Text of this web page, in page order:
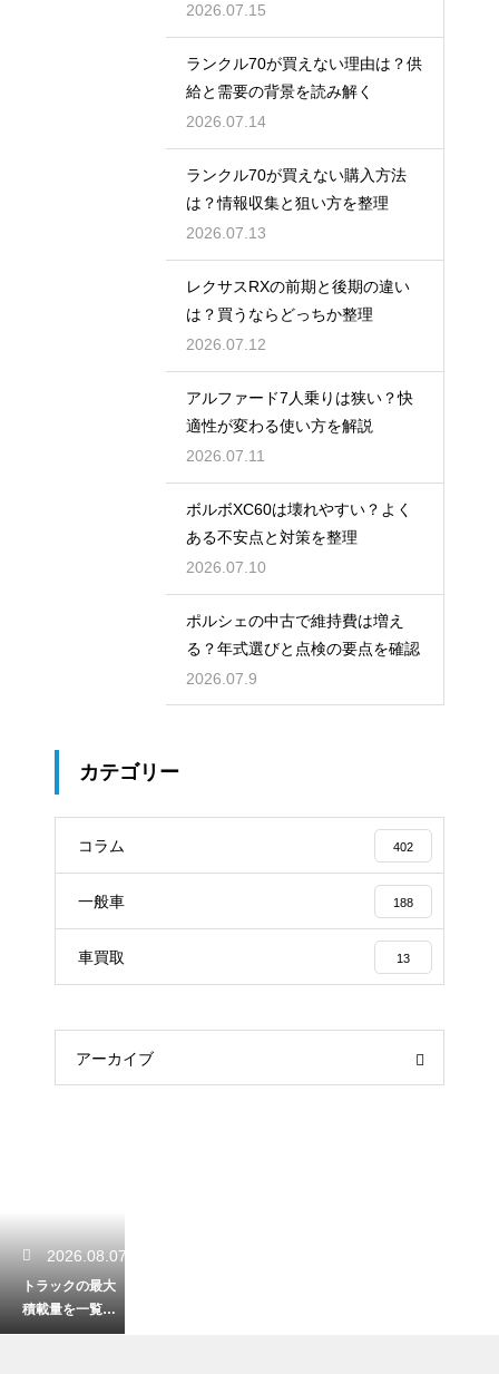
2026.07.15
ランクル70が買えない理由は？供
給と需要の背景を読み解く
2026.07.14
ランクル70が買えない購入方法
は？情報収集と狙い方を整理
2026.07.13
レクサスRXの前期と後期の違い
は？買うならどっちか整理
2026.07.12
アルファード7人乗りは狭い？快
適性が変わる使い方を解説
2026.07.11
ボルボXC60は壊れやすい？よく
ある不安点と対策を整理
2026.07.10
ポルシェの中古で維持費は増え
る？年式選びと点検の要点を確認
2026.07.9
カテゴリー
コラム 402
一般車 188
車買取 13
アーカイブ
2026.08.07
トラックの最大
積載量を一覧で
解説！車両サイ